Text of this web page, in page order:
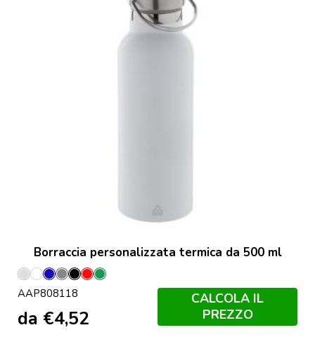
Borraccia personalizzata termica da 500 ml
Argento
Bianco
BluGrigio
Nero
RossoVerde
AAP808118
da €4,52
CALCOLA IL
PREZZO